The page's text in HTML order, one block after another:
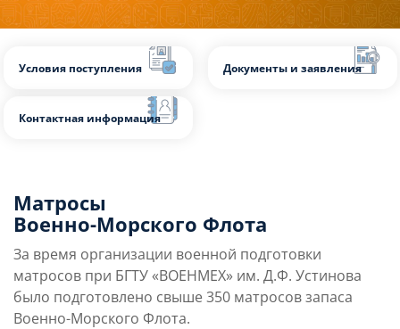
Контактная информация
Матросы
Военно-Морского Флота
За время организации военной подготовки
матросов при БГТУ «ВОЕНМЕХ» им. Д.Ф. Устинова
было подготовлено свыше 350 матросов запаса
Военно-Морского Флота.